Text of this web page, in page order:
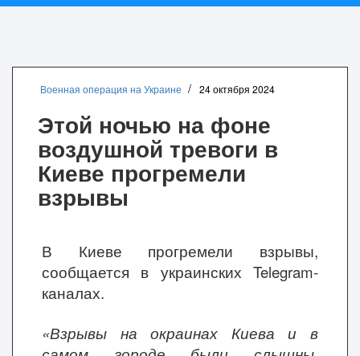
Военная операция на Украине 24 октября 2024
Этой ночью на фоне
воздушной тревоги в
Киеве прогремели
взрывы
В Киеве прогремели взрывы,
сообщается в украинских Telegram-
каналах.
«Взрывы на окраинах Киева и в